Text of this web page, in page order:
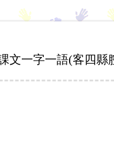
文一字一語(客四縣